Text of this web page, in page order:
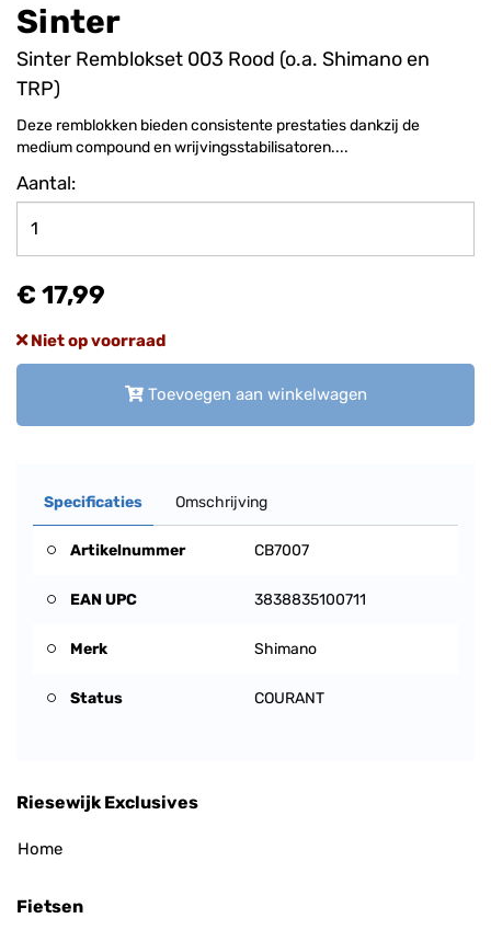
Sinter
Sinter Remblokset 003 Rood (o.a. Shimano en
TRP)
Deze remblokken bieden consistente prestaties dankzij de
medium compound en wrijvingsstabilisatoren....
Aantal:
€ 17,99
Niet op voorraad
Toevoegen aan winkelwagen
Specificaties Omschrijving
Artikelnummer CB7007
EAN UPC 3838835100711
Merk Shimano
Status COURANT
Riesewijk Exclusives
Home
Fietsen